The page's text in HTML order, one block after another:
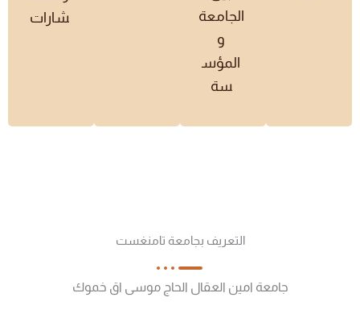
الجامعة
و
المؤس
سة
شارات
التعريف بجامعة تامنغست
جامعة امين العقال الحاج موسى اق خموك